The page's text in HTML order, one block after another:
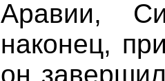
Аравии,
наконец,
он